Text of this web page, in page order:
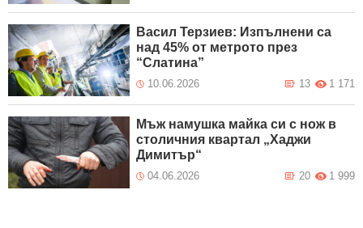
Васил Терзиев: Изпълнени са
над 45% от метрото през
“Слатина”
10.06.2026 1 171
13
Мъж намушка майка си с нож в
столичния квартал „Хаджи
Димитър“
04.06.2026 1 999
20